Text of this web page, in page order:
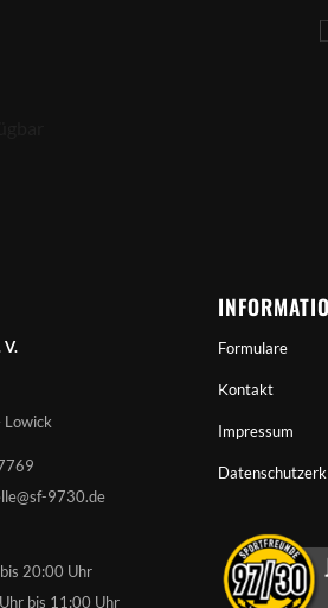
Google
V.
9730.de
20:00 Uhr
bis 11:00 Uhr
Formulare
Kontakt
Impressum